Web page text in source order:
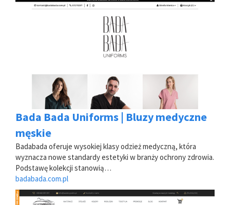
Bada Bada Uniforms | Bluzy medyczne
męskie
Badabada oferuje wysokiej klasy odzież medyczną, która
wyznacza nowe standardy estetyki w branży ochrony zdrowia.
Podstawę kolekcji stanowią…
badabada.com.pl